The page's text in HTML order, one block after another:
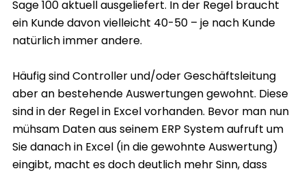
Sage 100 aktuell ausgeliefert. In der Regel braucht
ein Kunde davon vielleicht 40-50 – je nach Kunde
natürlich immer andere.
Häufig sind Controller und/oder Geschäftsleitung
aber an bestehende Auswertungen gewohnt. Diese
sind in der Regel in Excel vorhanden. Bevor man nun
mühsam Daten aus seinem ERP System aufruft um
Sie danach in Excel (in die gewohnte Auswertung)
eingibt, macht es doch deutlich mehr Sinn, dass